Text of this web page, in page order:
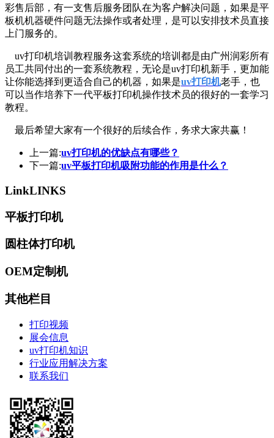
彩售后部，有一支售后服务团队在为客户解决问题，如果是平
板机机器硬件问题无法操作或者处理，是可以安排技术员直接
上门服务的。
uv打印机培训教程服务这套系统的培训都是由广州润彩所有
员工共同付出的一套系统教程，无论是uv打印机新手，更加能
让你能选择到更适合自己的机器，如果是uv打印机老手，也
可以当作培养下一代平板打印机操作技术员的很好的一套学习
教程。
最后希望大家有一个很好的后续合作，务求大家共赢！
上一篇:uv打印机的优缺点有哪些？
下一篇:uv平板打印机吸附功能的作用是什么？
LinkLINKS
平板打印机
圆柱体打印机
OEM定制机
其他栏目
打印视频
展会信息
uv打印机知识
行业应用解决方案
联系我们